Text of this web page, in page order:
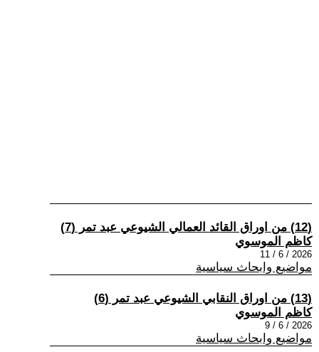
(12) من اوراق القائد العمالي الشيوعي عبد تمر (7)
كاظم الموسوي
2026 / 6 / 11
مواضيع وابحاث سياسية
(13) من اوراق النقابي الشيوعي عبد تمر (6)
كاظم الموسوي
2026 / 6 / 9
مواضيع وابحاث سياسية